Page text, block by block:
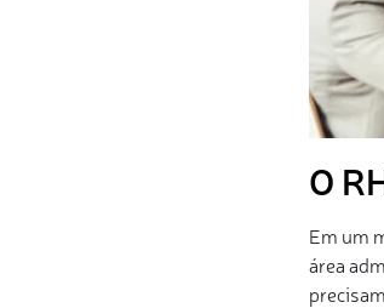
O
Em um
área